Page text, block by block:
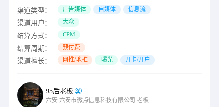
渠道类型： 广告媒体 自媒体 信息流
渠道用户： 大众
结算方式： CPM
结算周期： 预付费
渠道擅长： 网推/地推 曝光 开卡/开户
95后老板
六安 六安市微点信息科技有限公司 老板